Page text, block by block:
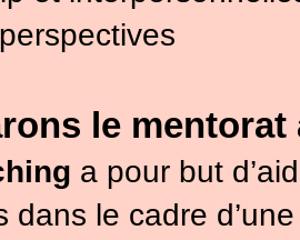
le
a pour but
dans le cadre